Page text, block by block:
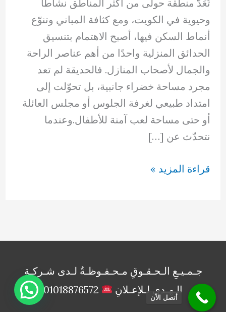
تُعَدّ منطقة حولى من أكثر المناطق نشاطًا
وحيوية في الكويت، ومع كثافة المباني وتنوّع
أنماط السكن فيها، أصبح الاهتمام بتنسيق
الحدائق المنزلية واحدًا من أهم عناصر الراحة
والجمال لأصحاب المنازل. فالحديقة لم تعد
مجرد مساحة خضراء جانبية، بل تحوّلت إلى
امتداد طبيعي لغرفة الجلوس أو مجلس العائلة
أو حتى مساحة لعب آمنة للأطفال.وعندما
نتحدّث عن […]
تنسيق
قراءة المزيد »
جـمـيـعِ الـحـقـوقِ مـحـفـوظـةٌ لـدى شـركـةِ
الـهـدى لـلإعـلانِ
أتصل الأن